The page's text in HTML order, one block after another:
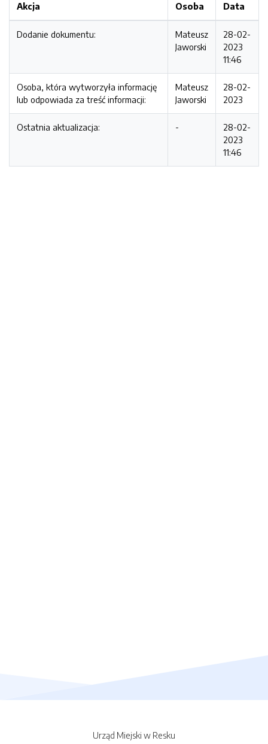
Akcja Osoba Data
Dodanie dokumentu:
Mateusz
Jaworski
28-02-
2023
11:46
Osoba, która wytworzyła informację
lub odpowiada za treść informacji:
Mateusz
Jaworski
28-02-
2023
Ostatnia aktualizacja: -
28-02-
2023
11:46
Urząd Miejski w Resku